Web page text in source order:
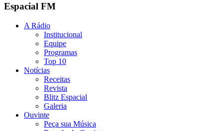
Espacial FM
A Rádio
Institucional
Equipe
Programas
Top 10
Notícias
Receitas
Revista
Blitz Espacial
Galeria
Ouvinte
Peça sua Música